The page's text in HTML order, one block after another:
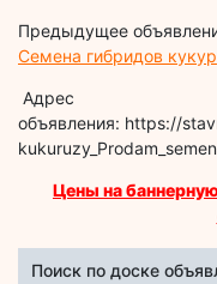
Предыдущее
Семена гибридов
Адрес
объявления: https://
Цены на
Поиск по доске